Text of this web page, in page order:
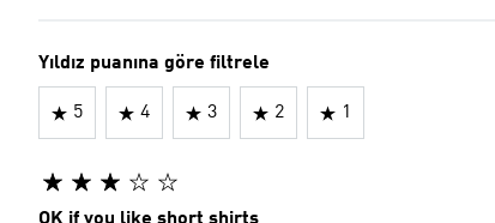
Yıldız puanına göre filtrele
5 4 3 2 1